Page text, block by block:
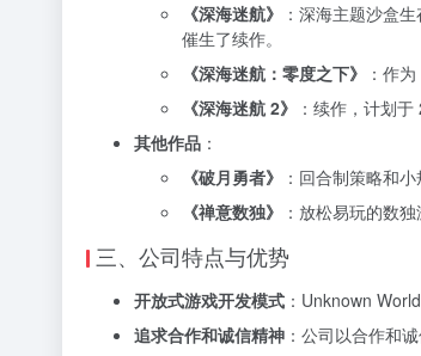
《深海迷航》
：深海主题沙盒
催生了续作。
《深海迷航：零度之下》
：作
《深海迷航 2》
：续作，计划
其他作品 ：
《破月勇者》
：回合制策略和
《禅意数独》
：放松易玩的数
三、公司特点与优势
开放式游戏开发模式 ：Unknown
追求合作和诚信精神 ：公司以合作和